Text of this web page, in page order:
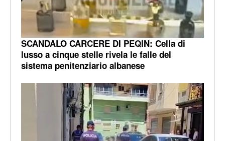
SCANDALO CARCERE DI PEQIN: Cella di
lusso a cinque stelle rivela le falle del
sistema penitenziario albanese